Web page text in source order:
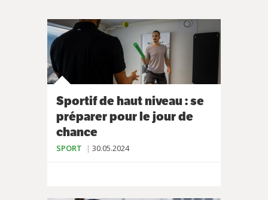
Sportif de haut niveau : se
préparer pour le jour de
chance
SPORT 30.05.2024